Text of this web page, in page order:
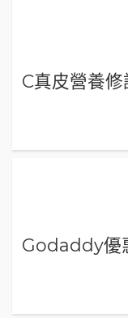
C真皮營養
Godaddy優